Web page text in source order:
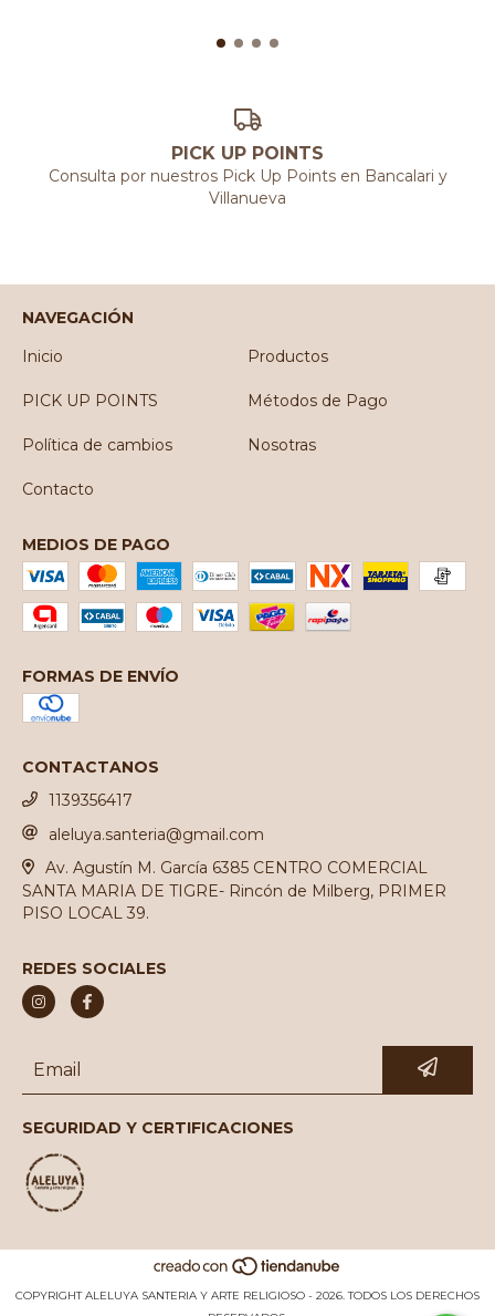
PICK UP POINTS
Consulta por nuestros Pick Up Points en Bancalari y
Villanueva
NAVEGACIÓN
Inicio
Productos
PICK UP POINTS Métodos de Pago
Política de cambios Nosotras
Contacto
MEDIOS DE PAGO
FORMAS DE ENVÍO
CONTACTANOS
1139356417
aleluya.santeria@gmail.com
Av. Agustín M. García 6385 CENTRO COMERCIAL
SANTA MARIA DE TIGRE- Rincón de Milberg, PRIMER
PISO LOCAL 39.
REDES SOCIALES
SEGURIDAD Y CERTIFICACIONES
COPYRIGHT ALELUYA SANTERIA Y ARTE RELIGIOSO - 2026. TODOS LOS DERECHOS